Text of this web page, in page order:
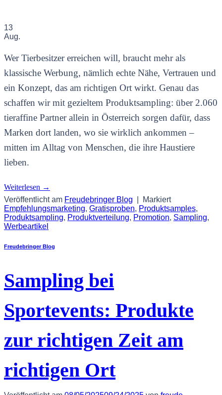
13
Aug.
Wer Tierbesitzer erreichen will, braucht mehr als
klassische Werbung, nämlich echte Nähe, Vertrauen und
ein Konzept, das am richtigen Ort wirkt. Genau das
schaffen wir mit gezieltem Produktsampling: über 2.060
tieraffine Partner allein in Österreich sorgen dafür, dass
Marken dort landen, wo sie wirklich ankommen –
mitten im Alltag von Menschen, die ihre Haustiere
lieben.
Weiterlesen →
Veröffentlicht am Freudebringer Blog
Markiert
Empfehlungsmarketing, Gratisproben, Produktsamples,
Produktsampling, Produktverteilung, Promotion, Sampling,
Werbeartikel
Freudebringer Blog
Sampling bei
Sportevents: Produkte
zur richtigen Zeit am
richtigen Ort